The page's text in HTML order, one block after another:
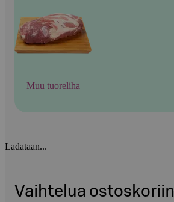
Muu tuoreliha
Ladataan...
Vaihtelua ostoskoriin